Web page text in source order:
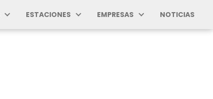
ESTACIONES EMPRESAS NOTICIAS